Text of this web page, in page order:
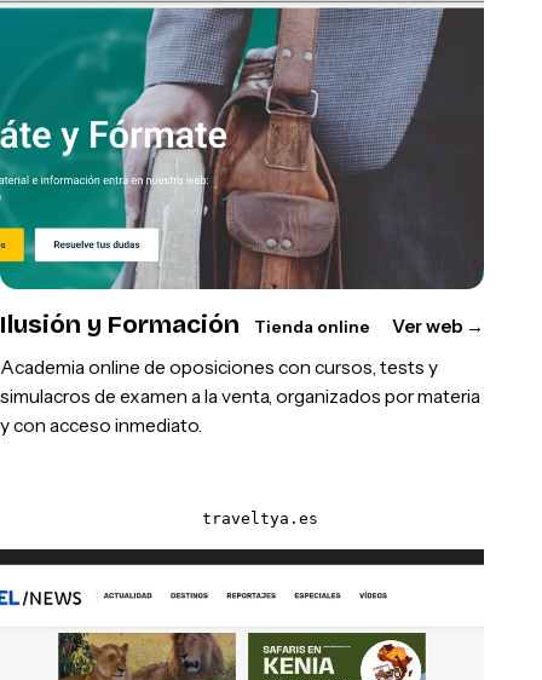
Ilusión y Formación Tienda online Ver web →
Academia online de oposiciones con cursos, tests y
simulacros de examen a la venta, organizados por materia
y con acceso inmediato.
traveltya.es